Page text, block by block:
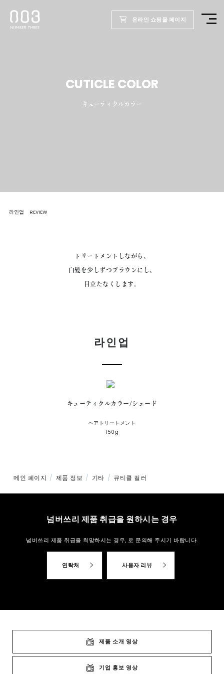
온라인 쇼핑몰 페이지
CUTICLE COLOR
キューティクルカラー
라인업 REVIEW
トリートメントしながら、
白髪を少しずつブラウンにし、
目立たなくします。
라인업
キューティクルカラー/シェード
ヘアトリートメント
150g
메인 페이지 제품 정보 기타 큐티클 컬러
넘버쓰리 제품 취급을 원하시는 경우
넘버쓰리 제품 취급을 희망하시는 경우, 로 문의해 주시기 바랍니다.
연락처 사용자 리뷰
제품 소개 영상
기업 홍보 영상
제품